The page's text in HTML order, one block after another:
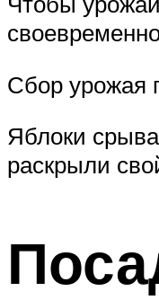
Сбор урожая
Яблоки
раскрыли